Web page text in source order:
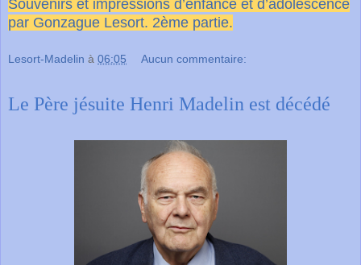
Souvenirs et impressions d’enfance et d’adolescence
par Gonzague Lesort. 2ème partie.
Lesort-Madelin à 06:05 Aucun commentaire:
Le Père jésuite Henri Madelin est décédé